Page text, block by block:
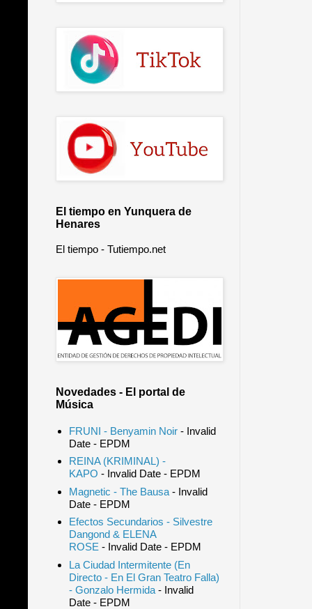
El tiempo en Yunquera de
Henares
El tiempo - Tutiempo.net
Novedades - El portal de
Música
FRUNI - Benyamin Noir- Invalid
Date- EPDM
REINA (KRIMINAL) -
KAPO - Invalid Date- EPDM
Magnetic - The Bausa- Invalid
Date- EPDM
Efectos Secundarios - Silvestre
Dangond & ELENA
ROSE - Invalid Date- EPDM
La Ciudad Intermitente (En
Directo - En El Gran Teatro Falla)
- Gonzalo Hermida- Invalid
Date- EPDM